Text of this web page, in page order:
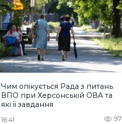
Чим опікується Рада з питань
ВПО при Херсонській ОВА та
які її завдання
16:41 97